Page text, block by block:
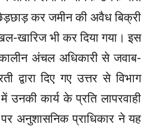
कर जमीन की अवैध बिक्री
खारिज भी कर दिया गया। इस
अंचल अधिकारी से जवाब-
द्वारा दिए गए उत्तर से विभाग
कार्य के प्रति लापरवाही
अनुशासनिक प्राधिकार ने यह